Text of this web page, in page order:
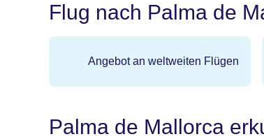
Flug nach Palma de
Angebot an weltweiten Flügen
Palma de Mallorca